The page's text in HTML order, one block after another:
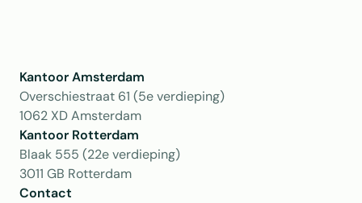
Kantoor Amsterdam
Overschiestraat 61 (5e verdieping)
1062 XD Amsterdam
Kantoor Rotterdam
Blaak 555 (22e verdieping)
3011 GB Rotterdam
Contact